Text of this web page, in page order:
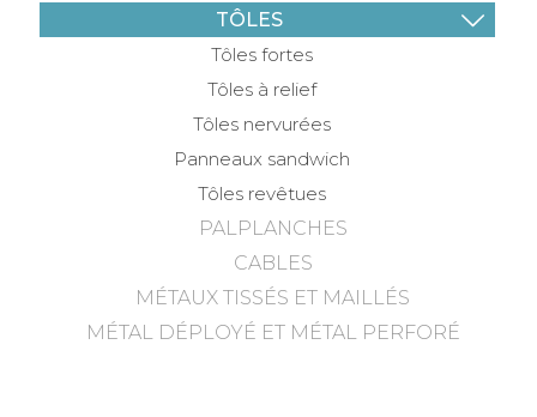
TÔLES
Tôles fortes
Tôles à relief
Tôles nervurées
Panneaux sandwich
Tôles revêtues
PALPLANCHES
CABLES
MÉTAUX TISSÉS ET MAILLÉS
MÉTAL DÉPLOYÉ ET MÉTAL PERFORÉ